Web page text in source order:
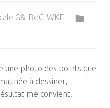
G&-BdC-WKF
une photo des points que
à dessiner,
me convient.